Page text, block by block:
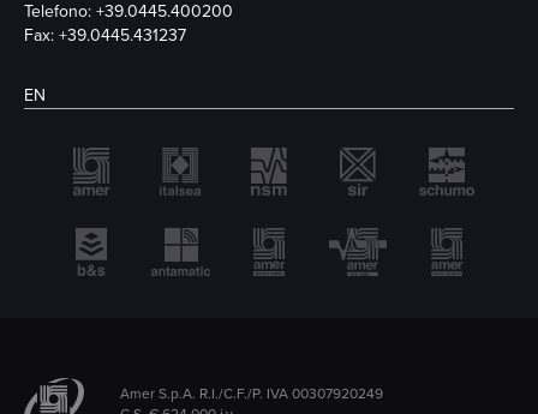
Telefono: +39.0445.400200
Fax: +39.0445.431237
EN
Amer S.p.A. R.I./C.F./P. IVA 00307920249